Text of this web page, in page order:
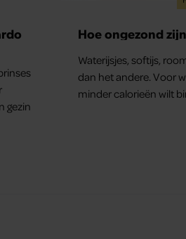
gezin
Hoe ongezond
Waterijsjes, softijs,
dan het andere. Voor
minder calorieën wilt